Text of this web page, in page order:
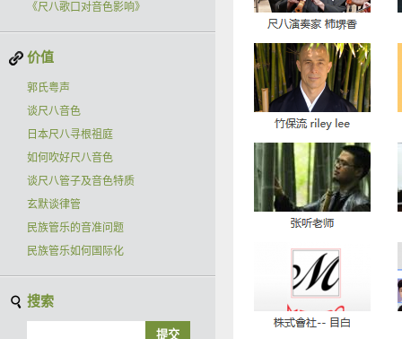
《尺八歌口对音色影响》
价值
郭氏粤声
谈尺八音色
日本尺八寻根祖庭
如何吹好尺八音色
谈尺八管子及音色特质
玄默谈律管
民族管乐的音准问题
民族管乐如何国际化
搜索